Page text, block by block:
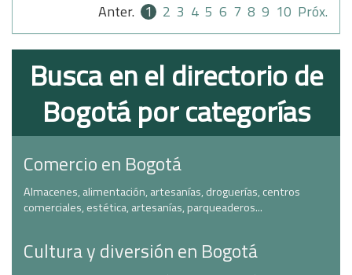
Anter. 1 2 3 4 5 6 7 8 9 10 Próx.
Busca en el directorio de
Bogotá por categorías
Comercio en Bogotá
Almacenes, alimentación, artesanías, droguerías, centros
comerciales, estética, artesanías, parqueaderos...
Cultura y diversión en Bogotá